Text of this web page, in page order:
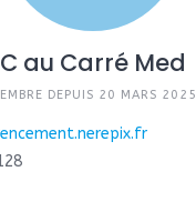
C au Carré Med
DEPUIS 20 MARS 2025